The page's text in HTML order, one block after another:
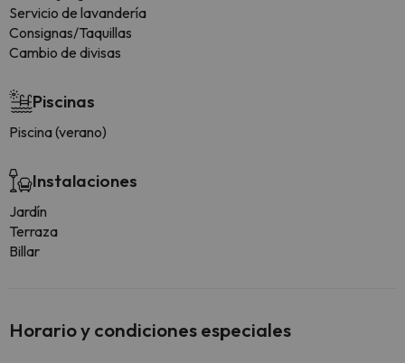
Servicio de lavandería
Consignas/Taquillas
Cambio de divisas
Piscinas
Piscina (verano)
Instalaciones
Jardín
Terraza
Billar
Horario y condiciones especiales